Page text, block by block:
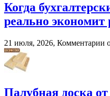
Когда
реально экономит
21 июля, 2026, Комментарии к
Палубная доска